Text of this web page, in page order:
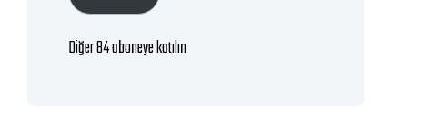
Diğer 84 aboneye katılın